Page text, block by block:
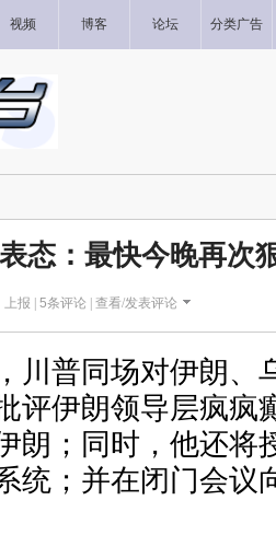
视频 博客 论坛 分类广告
态：最快今晚再次
报 | 5条评论 | 查看/发表评论
川普同场对伊朗、
评伊朗领导层疯疯
朗；同时，他还将
统；并在闭门会议